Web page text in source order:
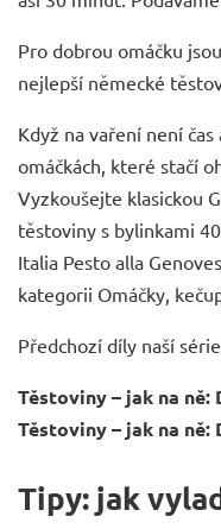
Pro dobrou omáčku
nejlepší německé
Když na vaření není
omáčkách, které stačí
Vyzkoušejte klasickou
těstoviny s bylinkami
Italia Pesto alla
kategorii Omáčky,
Předchozí díly naší
Těstoviny – jak na ně:
Těstoviny – jak na
Tipy: jak